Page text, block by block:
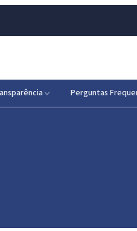
Perguntas